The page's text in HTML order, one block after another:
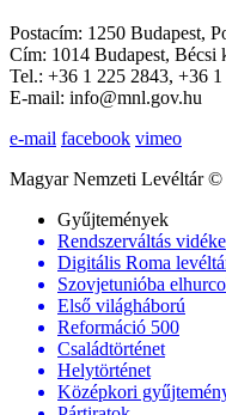
Postacím: 1250 Budapest,
Cím: 1014 Budapest, Bécsi
Tel.: +36 1 225 2843, +36
E-mail: info@mnl.gov.hu
e-mail facebook vimeo
Magyar Nemzeti Levéltár
Gyűjtemények
Rendszerváltás
Digitális Roma
Szovjetunióba
Első világháború
Reformáció 500
Családtörténet
Helytörténet
Középkori